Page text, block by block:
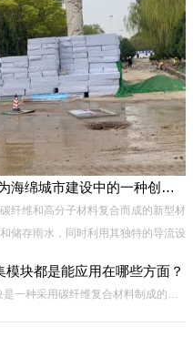
下城区多孔纤维棉雨水收集模块作为海绵城市建设中的一种创新材料
纤维和高分子材料复合而成的新型材
储存雨水，同时利用其独特的导流设
块都是能应用在哪些方面？
下城区碳纤雨水收集模块是一种采用碳纤维复合材料制成的雨水收集装置，具有*、环保、可持续等诸多优点。这种模块的设计独特，结构轻巧且强度高，耐腐蚀，能够在各种环境条件下稳定运行。其广泛的应用领域不仅体现在城市规